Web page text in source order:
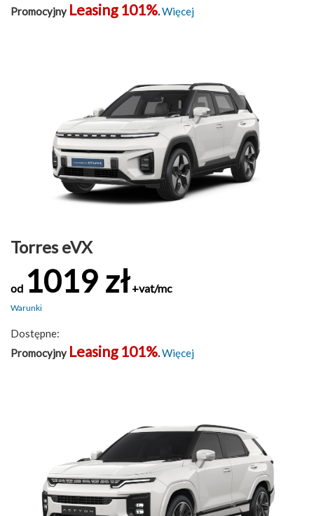
Promocyjny Leasing 101%.Więcej
Torres eVX
od 1019 zł +vat/mc
Warunki
Dostępne:
Promocyjny Leasing 101%.Więcej